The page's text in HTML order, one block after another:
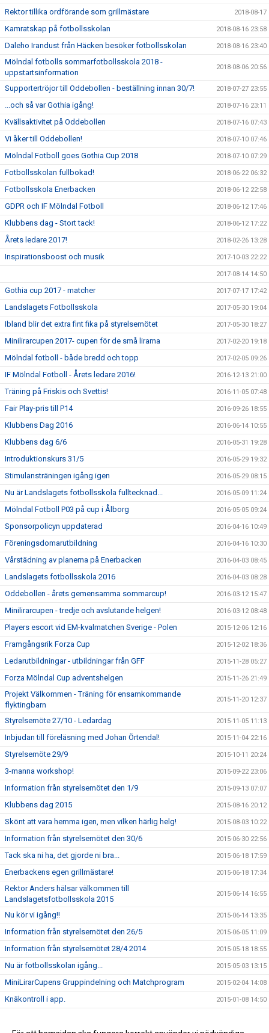
Rektor tillika ordförande som grillmästare 2018-08-17
Kamratskap på fotbollsskolan 2018-08-16 23:58
Daleho Irandust från Häcken besöker fotbollsskolan 2018-08-16 23:40
Mölndal fotbolls sommarfotbollsskola 2018 -
uppstartsinformation
2018-08-06 20:56
Supportertröjor till Oddebollen - beställning innan 30/7! 2018-07-27 23:55
...och så var Gothia igång! 2018-07-16 23:11
Kvällsaktivitet på Oddebollen 2018-07-16 07:43
Vi åker till Oddebollen! 2018-07-10 07:46
Mölndal Fotboll goes Gothia Cup 2018 2018-07-10 07:29
Fotbollsskolan fullbokad! 2018-06-22 06:32
Fotbollsskola Enerbacken 2018-06-12 22:58
GDPR och IF Mölndal Fotboll 2018-06-12 17:46
Klubbens dag - Stort tack! 2018-06-12 17:22
Årets ledare 2017! 2018-02-26 13:28
Inspirationsboost och musik 2017-10-03 22:22
2017-08-14 14:50
Gothia cup 2017 - matcher 2017-07-17 17:42
Landslagets Fotbollsskola 2017-05-30 19:04
Ibland blir det extra fint fika på styrelsemötet 2017-05-30 18:27
Minilirarcupen 2017- cupen för de små lirarna 2017-02-20 19:18
Mölndal fotboll - både bredd och topp 2017-02-05 09:26
IF Mölndal Fotboll - Årets ledare 2016! 2016-12-13 21:00
Träning på Friskis och Svettis! 2016-11-05 07:48
Fair Play-pris till P14 2016-09-26 18:55
Klubbens Dag 2016 2016-06-14 10:55
Klubbens dag 6/6 2016-05-31 19:28
Introduktionskurs 31/5 2016-05-29 19:32
Stimulansträningen igång igen 2016-05-29 08:15
Nu är Landslagets fotbollsskola fulltecknad... 2016-05-09 11:24
Mölndal Fotboll P03 på cup i Ålborg 2016-05-05 09:24
Sponsorpolicyn uppdaterad 2016-04-16 10:49
Föreningsdomarutbildning 2016-04-16 10:30
Vårstädning av planerna på Enerbacken 2016-04-03 08:45
Landslagets fotbollsskola 2016 2016-04-03 08:28
Oddebollen - årets gemensamma sommarcup! 2016-03-12 15:47
Minilirarcupen - tredje och avslutande helgen! 2016-03-12 08:48
Players escort vid EM-kvalmatchen Sverige - Polen 2015-12-06 12:16
Framgångsrik Forza Cup 2015-12-02 18:36
Ledarutbildningar - utbildningar från GFF 2015-11-28 05:27
Forza Mölndal Cup adventshelgen 2015-11-26 21:49
Projekt Välkommen - Träning för ensamkommande
flyktingbarn
2015-11-20 12:37
Styrelsemöte 27/10 - Ledardag 2015-11-05 11:13
Inbjudan till föreläsning med Johan Örtendal! 2015-11-04 22:16
Styrelsemöte 29/9 2015-10-11 20:24
3-manna workshop! 2015-09-22 23:06
Information från styrelsemötet den 1/9 2015-09-13 07:07
Klubbens dag 2015 2015-08-16 20:12
Skönt att vara hemma igen, men vilken härlig helg! 2015-08-03 10:22
Information från styrelsemötet den 30/6 2015-06-30 22:56
Tack ska ni ha, det gjorde ni bra... 2015-06-18 17:59
Enerbackens egen grillmästare! 2015-06-18 17:34
Rektor Anders hälsar välkommen till
Landslagetsfotbollsskola 2015
2015-06-14 16:55
Nu kör vi igång!! 2015-06-14 13:35
Information från styrelsemötet den 26/5 2015-06-05 11:09
Information från styrelsemötet 28/4 2014 2015-05-18 18:55
Nu är fotbollsskolan igång... 2015-05-03 13:15
MiniLirarCupens Gruppindelning och Matchprogram 2015-02-04 14:08
Knäkontroll i app. 2015-01-08 14:50